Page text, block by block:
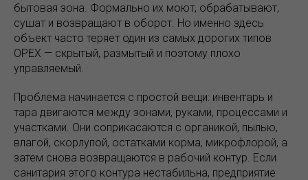
бытовая зона. Формально их моют, обрабатывают,
сушат и возвращают в оборот. Но именно здесь
объект часто теряет один из самых дорогих типов
OPEX — скрытый, размытый и поэтому плохо
управляемый.
Проблема начинается с простой вещи: инвентарь и
тара двигаются между зонами, руками, процессами и
участками. Они соприкасаются с органикой, пылью,
влагой, скорлупой, остатками корма, микрофлорой, а
затем снова возвращаются в рабочий контур. Если
санитария этого контура нестабильна, предприятие